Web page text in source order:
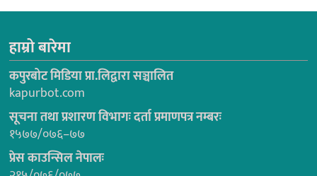
हाम्रो बारेमा
कपुरबोट मिडिया प्रा.लिद्वारा सञ्चालित
kapurbot.com
सूचना तथा प्रशारण विभागः दर्ता प्रमाणपत्र नम्बरः
१५७७/०७६–७७
प्रेस काउन्सिल नेपालः